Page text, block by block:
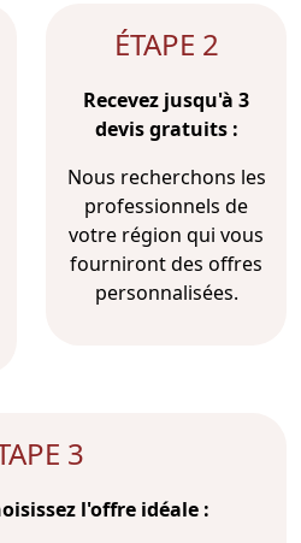
ÉTAPE 2
Recevez jusqu'à 3
devis gratuits :
Nous recherchons les
professionnels de
votre région qui vous
fourniront des offres
personnalisées.
3
l'offre idéale :